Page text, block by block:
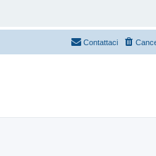
Contattaci